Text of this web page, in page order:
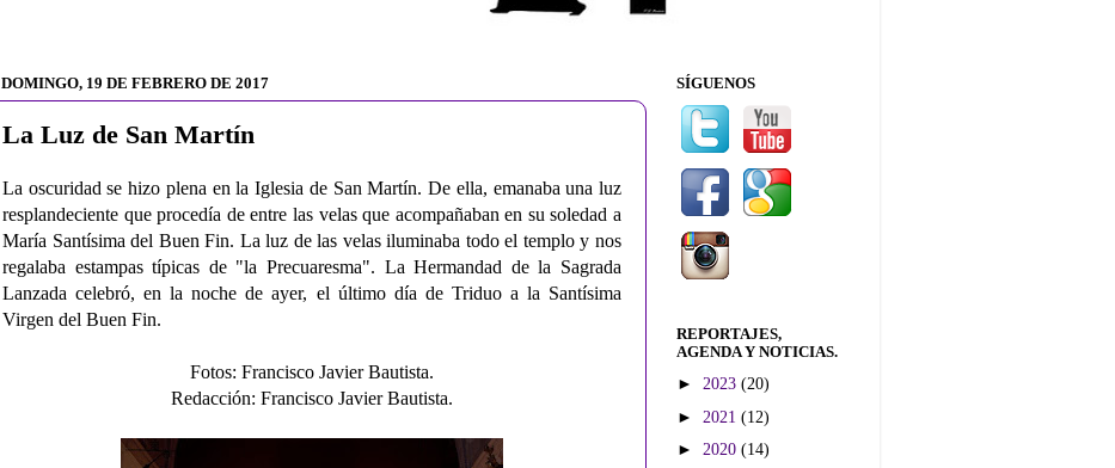
DOMINGO, 19 DE FEBRERO DE 2017
La Luz de San Martín
La oscuridad se hizo plena en la Iglesia de San Martín. De ella, emanaba una luz
resplandeciente que procedía de entre las velas que acompañaban en su soledad a
María Santísima del Buen Fin. La luz de las velas iluminaba todo el templo y nos
regalaba estampas típicas de "la Precuaresma". La Hermandad de la Sagrada
Lanzada celebró, en la noche de ayer, el último día de Triduo a la Santísima
Virgen del Buen Fin.
Fotos: Francisco Javier Bautista.
Redacción: Francisco Javier Bautista.
SÍGUENOS
REPORTAJES,
AGENDA Y NOTICIAS.
► 2023 (20)
► 2021 (12)
► 2020 (14)